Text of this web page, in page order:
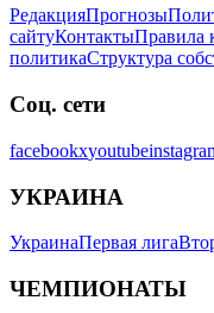
РедакцияПрогнозы
сайтуКонтактыПравила
политикаСтруктура
Соц. сети
facebookxyoutube
УКРАИНА
УкраинаПервая лига
ЧЕМПИОНАТЫ